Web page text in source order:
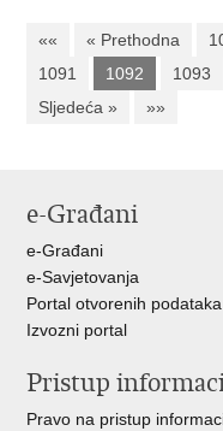
«« « Prethodna
1091
1092 1093
Sljedeća »
»»
e-Građani
e-Građani
e-Savjetovanja
Portal otvorenih
Izvozni portal
Pristup
Pravo na pristup